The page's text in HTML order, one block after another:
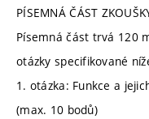
PÍSEMNÁ ČÁST
Písemná část trvá 120
otázky specifikované
1. otázka: Funkce a
(max. 10 bodů)